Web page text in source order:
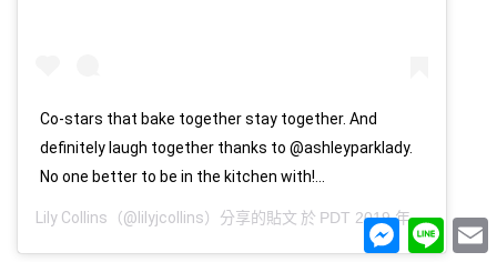
Co-stars that bake together stay together. And
definitely laugh together thanks to @ashleyparklady.
No one better to be in the kitchen with!...
Lily Collins （@lilyjcollins）分享的貼文 於 PDT 2019 年 8月 月 25 日 下午 2:04Messenger
Line